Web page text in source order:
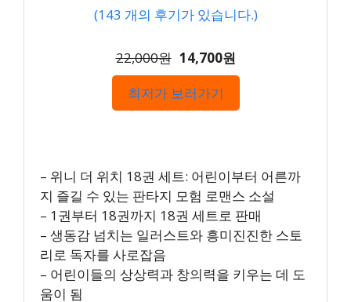
(143 개의 후기가 있습니다.)
22,000원 14,700원
최저가 보러가기
– 위니 더 위치 18권 세트: 어린이부터 어른까
지 즐길 수 있는 판타지 모험 로맨스 소설
– 1권부터 18권까지 18권 세트로 판매
– 생동감 넘치는 일러스트와 흥미진진한 스토
리로 독자를 사로잡음
– 어린이들의 상상력과 창의력을 키우는 데 도
움이 됨